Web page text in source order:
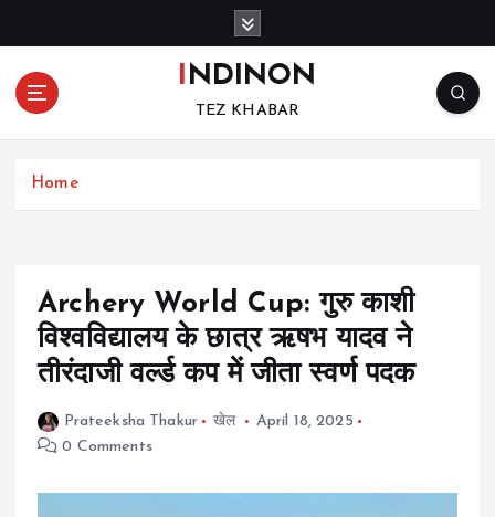
o
INDINON
TEZ KHABAR
Home
Archery World Cup: गुरु काशी
विश्वविद्यालय के छात्र ऋषभ यादव ने
तीरंदाजी वर्ल्ड कप में जीता स्वर्ण पदक
Prateeksha Thakur खेल
April 18, 2025
0 Comments